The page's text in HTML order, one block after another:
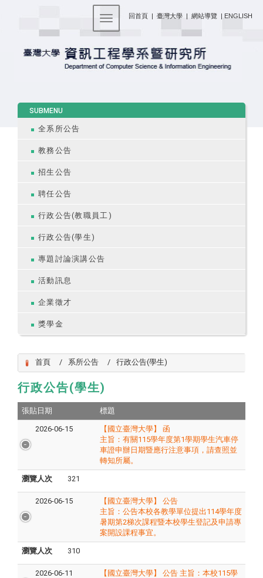
回首頁 | 臺灣大學 | 網站導覽 | ENGLISH
Toggle navigation
SUBMENU
全系所公告
教務公告
招生公告
聘任公告
行政公告(教職員工)
行政公告(學生)
專題討論演講公告
活動訊息
企業徵才
獎學金
首頁 系所公告 行政公告(學生)
行政公告(學生)
張貼日期 標題
2026-06-15
【國立臺灣大學】 函
主旨：有關115學年度第1學期學生汽車停
車證申辦日期暨應行注意事項，請查照並
轉知所屬。
瀏覽人次 321
2026-06-15
【國立臺灣大學】 公告
主旨：​公告本校各教學單位提出114學年度
暑期第2梯次課程暨本校學生登記及申請專
案開設課程事宜。
瀏覽人次 310
2026-06-11
【國立臺灣大學】 公告 主旨：本校115學